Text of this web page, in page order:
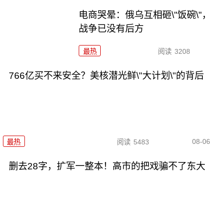
电商哭晕：俄乌互相砸\"饭碗\"，
战争已没有后方
最热 阅读 3208
766亿买不来安全？美核潜光鲜\"大计划\"的背后
最热 阅读 5483 08-06
删去28字，扩军一整本！高市的把戏骗不了东大